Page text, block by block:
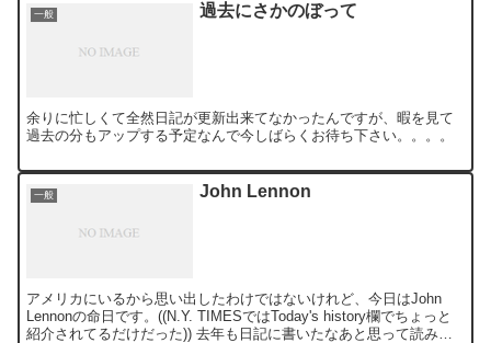
一般 過去にさかのぼって
余りに忙しくて全然日記が更新出来てなかったんですが、暇を見て
過去の分もアップする予定なんで今しばらくお待ち下さい。。。。
一般 John Lennon
アメリカにいるから思い出したわけではないけれど、今日はJohn
Lennonの命日です。((N.Y. TIMESではToday's history欄でちょっと
紹介されてるだけだった)) 去年も日記に書いたなあと思って読み返